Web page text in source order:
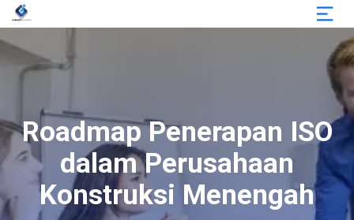
Roadmap Penerapan ISO
dalam Perusahaan
Konstruksi Menengah